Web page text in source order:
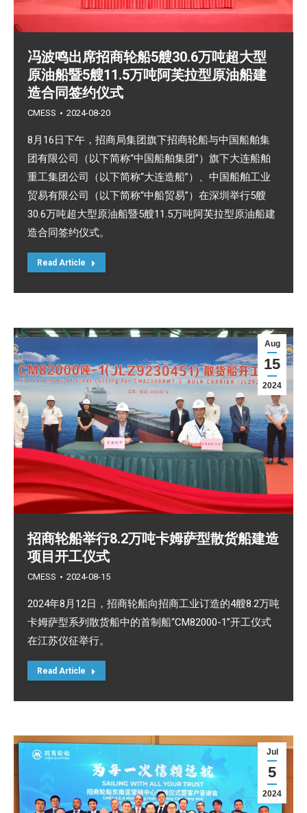
冯波鸣出席招商轮船5艘30.6万吨超大型
原油船暨5艘11.5万吨阿芙拉型原油船建
造合同签约仪式
CMESS 2024-08-20
8月16日下午，招商局集团旗下招商轮船与中国船舶集
团有限公司（以下简称“中国船舶集团”）旗下大连船舶
重工集团公司（以下简称“大连造船”）、中国船舶工业
贸易有限公司（以下简称“中船贸易”）在深圳举行5艘
30.6万吨超大型原油船暨5艘11.5万吨阿芙拉型原油船建
造合同签约仪式。
Read Article
Aug
15
2024
招商轮船举行8.2万吨卡姆萨型散货船建造
项目开工仪式
CMESS 2024-08-15
2024年8月12日，招商轮船向招商工业订造的4艘8.2万吨
卡姆萨型系列散货船中的首制船“CM82000-1”开工仪式
在江苏仪征举行。
Read Article
Jul
5
2024